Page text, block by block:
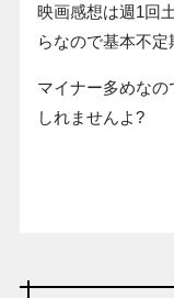
映画感想は週1回
らなので基本不定
マイナー多めな
しれませんよ?